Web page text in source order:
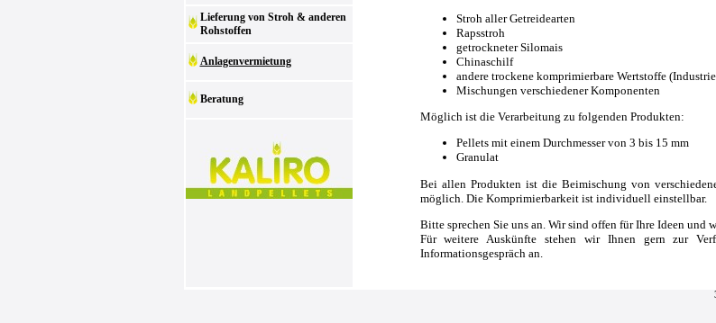
Lieferung von Stroh & anderen
Rohstoffen
Anlagenvermietung
Beratung
Stroh aller Getreidearten
Rapsstroh
getrockneter Silomais
Chinaschilf
andere trockene komprimierbare Wertstoffe
Mischungen verschiedener Komponenten
Möglich ist die Verarbeitung zu folgenden Produkten:
Pellets mit einem Durchmesser von 3 bis 15 mm
Granulat
Bei allen Produkten ist die Beimischung von
möglich. Die Komprimierbarkeit ist individuell einstellbar.
Bitte sprechen Sie uns an. Wir sind offen für Ihre Ideen und
Für weitere Auskünfte stehen wir Ihnen gern zur
Informationsgespräch an.